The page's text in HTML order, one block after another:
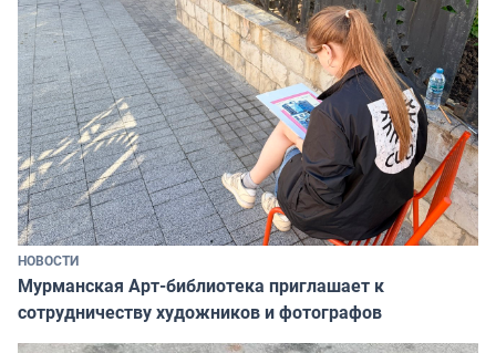
НОВОСТИ
Мурманская Арт-библиотека приглашает к
сотрудничеству художников и фотографов